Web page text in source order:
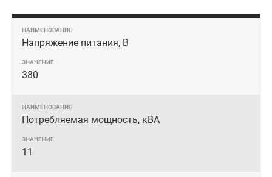
Напряжение питания, В
380
Потребляемая мощность, кВА
11